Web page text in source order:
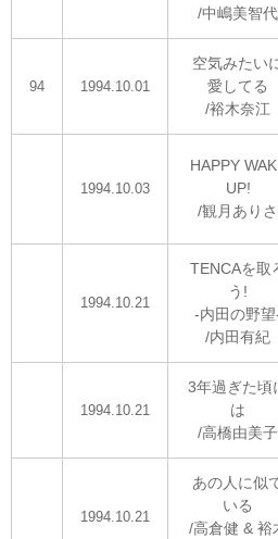
/中嶋美智代
94 1994.10.01
空気みたい
愛してる
/裕木奈江
1994.10.03
HAPPY
UP!
/観月ありさ
1994.10.21
TENCAを取
う!
-内田の野望
/内田有紀
1994.10.21
3年過ぎた頃
は
/高橋由美子
1994.10.21
あの人に似
いる
/高倉健 & 裕